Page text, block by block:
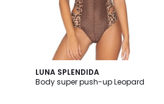
LUNA SPLENDIDA
Body super push-up Leopard